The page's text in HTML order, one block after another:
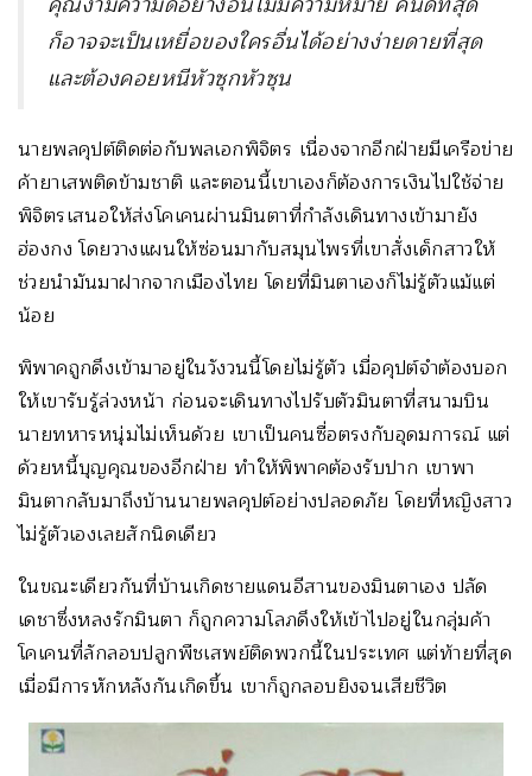
ก็อาจจะเป็นเหยื่อของใครอื่นได้อย่างง่ายดายที่สุด
และต้องคอยหนีหัวซุกหัวซุน
นายพลคุปต์ติดต่อกับพลเอกพิจิตร เนื่องจากอีกฝ่ายมีเครือข่าย
ค้ายาเสพติดข้ามชาติ และตอนนี้เขาเองก็ต้องการเงินไปใช้จ่าย
พิจิตรเสนอให้ส่งโคเคนผ่านมินตาที่กำลังเดินทางเข้ามายัง
ฮ่องกง โดยวางแผนให้ซ่อนมากับสมุนไพรที่เขาสั่งเด็กสาวให้
ช่วยนำมันมาฝากจากเมืองไทย โดยที่มินตาเองก็ไม่รู้ตัวแม้แต่
น้อย
พิพาคถูกดึงเข้ามาอยู่ในวังวนนี้โดยไม่รู้ตัว เมื่อคุปต์จำต้องบอก
ให้เขารับรู้ล่วงหน้า ก่อนจะเดินทางไปรับตัวมินตาที่สนามบิน
นายทหารหนุ่มไม่เห็นด้วย เขาเป็นคนซื่อตรงกับอุดมการณ์ แต่
ด้วยหนี้บุญคุณของอีกฝ่าย ทำให้พิพาคต้องรับปาก เขาพา
มินตากลับมาถึงบ้านนายพลคุปต์อย่างปลอดภัย โดยที่หญิงสาว
ไม่รู้ตัวเองเลยสักนิดเดียว
ในขณะเดียวกันที่บ้านเกิดชายแดนอีสานของมินตาเอง ปลัด
เดชาซึ่งหลงรักมินตา ก็ถูกความโลภดึงให้เข้าไปอยู่ในกลุ่มค้า
โคเคนที่ลักลอบปลูกพืชเสพย์ติดพวกนี้ในประเทศ แต่ท้ายที่สุด
เมื่อมีการหักหลังกันเกิดขึ้น เขาก็ถูกลอบยิงจนเสียชีวิต